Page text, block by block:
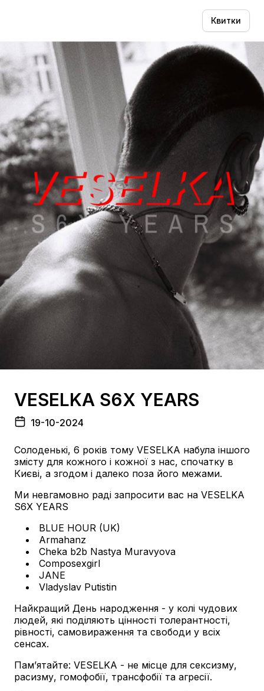
Квитки
VESELKA S6X YEARS
19-10-2024
Солоденькі, 6 років тому VESELKA набула іншого
змісту для кожного і кожної з нас, спочатку в
Києві, а згодом і далеко поза його межами.
Ми невгамовно раді запросити вас на VESELKA
S6X YEARS
BLUE HOUR (UK)
Armahanz
Cheka b2b Nastya Muravyova
Composexgirl
JANE
Vladyslav Putistin
Найкращий День народження - у колі чудових
людей, які поділяють цінності толерантності,
рівності, самовираження та свободи у всіх
сенсах.
Пам’ятайте: VESELKA - не місце для сексизму,
расизму, гомофобії, трансфобії та агресії.